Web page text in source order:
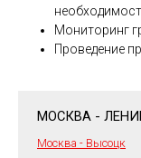
Мониторинг
Проведение
МОСКВА -
Москва - Высоцк